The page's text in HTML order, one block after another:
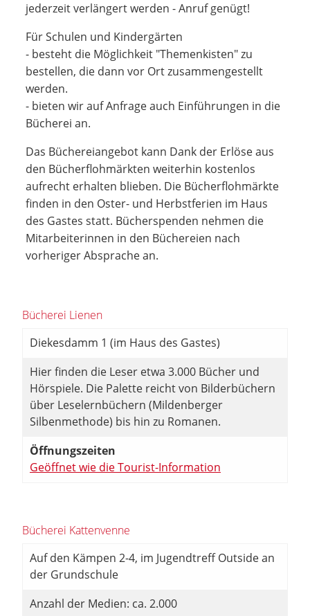
jederzeit verlängert werden - Anruf genügt!
Für Schulen und Kindergärten
- besteht die Möglichkeit "Themenkisten" zu
bestellen, die dann vor Ort zusammengestellt
werden.
- bieten wir auf Anfrage auch Einführungen in die
Bücherei an.
Das Büchereiangebot kann Dank der Erlöse aus
den Bücherflohmärkten weiterhin kostenlos
aufrecht erhalten blieben. Die Bücherflohmärkte
finden in den Oster- und Herbstferien im Haus
des Gastes statt. Bücherspenden nehmen die
Mitarbeiterinnen in den Büchereien nach
vorheriger Absprache an.
Bücherei Lienen
Diekesdamm 1 (im Haus des Gastes)
Hier finden die Leser etwa 3.000 Bücher und
Hörspiele. Die Palette reicht von Bilderbüchern
über Leselernbüchern (Mildenberger
Silbenmethode) bis hin zu Romanen.
Öffnungszeiten
Geöffnet wie die Tourist-Information
Bücherei Kattenvenne
Auf den Kämpen 2-4, im Jugendtreff Outside an
der Grundschule
Anzahl der Medien: ca. 2.000